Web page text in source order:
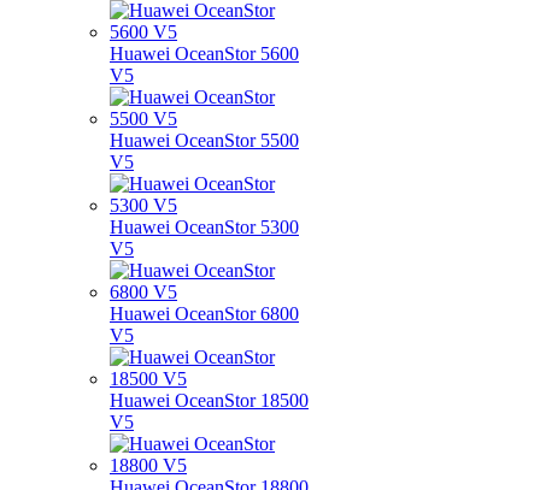
Huawei OceanStor 5600
V5
Huawei OceanStor 5500
V5
Huawei OceanStor 5300
V5
Huawei OceanStor 6800
V5
Huawei OceanStor 18500
V5